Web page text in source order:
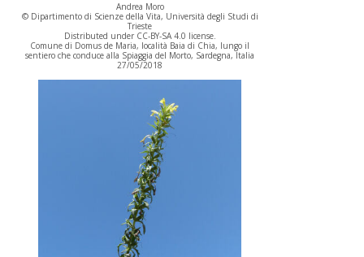
Andrea Moro
© Dipartimento di Scienze della Vita, Università degli Studi di
Trieste
Distributed under CC-BY-SA 4.0 license.
Comune di Domus de Maria, località Baia di Chia, lungo il
sentiero che conduce alla Spiaggia del Morto, Sardegna, Italia
27/05/2018